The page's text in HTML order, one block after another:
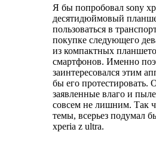
Я бы попробовал sony
десятидюймовый
пользоваться в
покупке следующего
из компактных
смартфонов. Именно
заинтересовался этим
бы его протестировать.
заявленные влаго и
совсем не лишним. Так
темы, всерьез подумал
xperia z ultra.